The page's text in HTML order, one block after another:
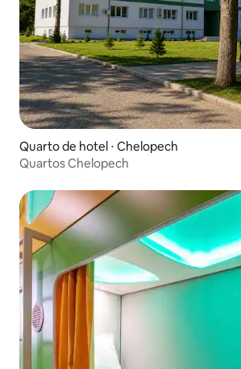
Quarto de hotel ⋅ Chelopech
Quartos Chelopech